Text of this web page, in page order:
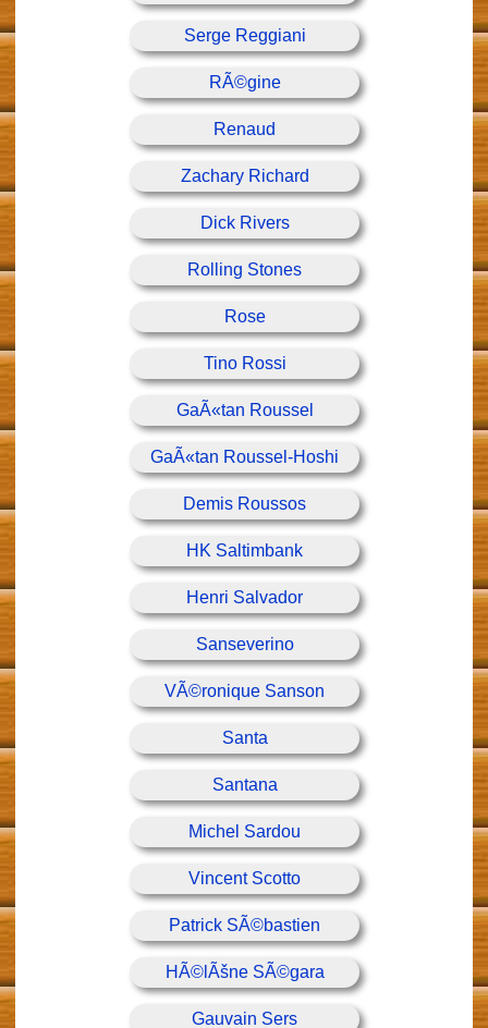
Serge Reggiani
RÃ©gine
Renaud
Zachary Richard
Dick Rivers
Rolling Stones
Rose
Tino Rossi
GaÃ«tan Roussel
GaÃ«tan Roussel-Hoshi
Demis Roussos
HK Saltimbank
Henri Salvador
Sanseverino
VÃ©ronique Sanson
Santa
Santana
Michel Sardou
Vincent Scotto
Patrick SÃ©bastien
HÃ©lÃšne SÃ©gara
Gauvain Sers